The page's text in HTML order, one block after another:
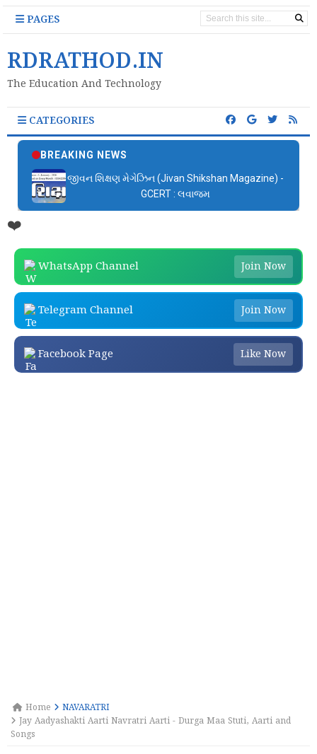
PAGES
RDRATHOD.IN
The Education And Technology
CATEGORIES
BREAKING NEWS
જીવન શિક્ષણ મેગેઝિન (Jivan Shikshan Magazine) -
GCERT : લવાજમ
❤️
WhatsApp Channel Join Now
Telegram Channel Join Now
Facebook Page Like Now
Home
NAVARATRI
Jay Aadyashakti Aarti Navratri Aarti - Durga Maa Stuti, Aarti and
Songs